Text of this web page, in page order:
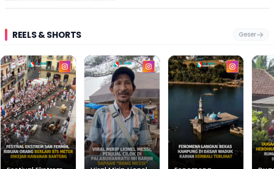
REELS & SHORTS Geser